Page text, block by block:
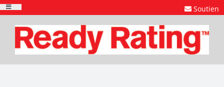
Skip
to
content
Toggle
Soutien